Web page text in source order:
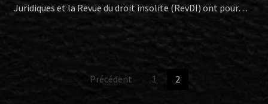
Juridiques et la Revue du droit insolite (RevDI) ont pour…
PaginationPrécédent 1 2